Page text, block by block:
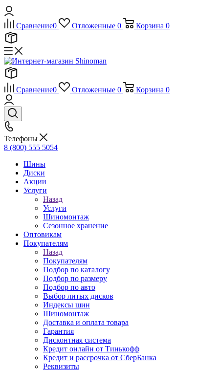
Сравнение0 Отложенные 0 Корзина 0
Сравнение0 Отложенные 0 Корзина 0
Телефоны
8 (800) 555 5054
Шины
Диски
Акции
Услуги
Назад
Услуги
Шиномонтаж
Сезонное хранение
Оптовикам
Покупателям
Назад
Покупателям
Подбор по каталогу
Подбор по размеру
Подбор по авто
Выбор литых дисков
Индексы шин
Шиномонтаж
Доставка и оплата товара
Гарантия
Дисконтная система
Кредит онлайн от Тинькофф
Кредит и рассрочка от СберБанка
Реквизиты